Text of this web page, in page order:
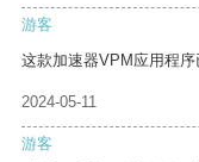
游客
这款加速器VPM应用程序
2024-05-11
游客